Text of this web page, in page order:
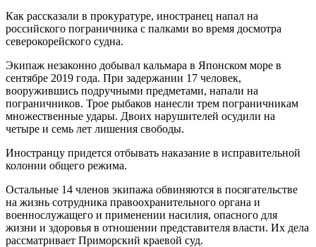
Как рассказали в прокуратуре, иностранец напал на
российского пограничника с палками во время досмотра
северокорейского судна.
Экипаж незаконно добывал кальмара в Японском море в
сентябре 2019 года. При задержании 17 человек,
вооружившись подручными предметами, напали на
пограничников. Трое рыбаков нанесли трем пограничникам
множественные удары. Двоих нарушителей осудили на
четыре и семь лет лишения свободы.
Иностранцу придется отбывать наказание в исправительной
колонии общего режима.
Остальные 14 членов экипажа обвиняются в посягательстве
на жизнь сотрудника правоохранительного органа и
военнослужащего и применении насилия, опасного для
жизни и здоровья в отношении представителя власти. Их дела
рассматривает Приморский краевой суд.